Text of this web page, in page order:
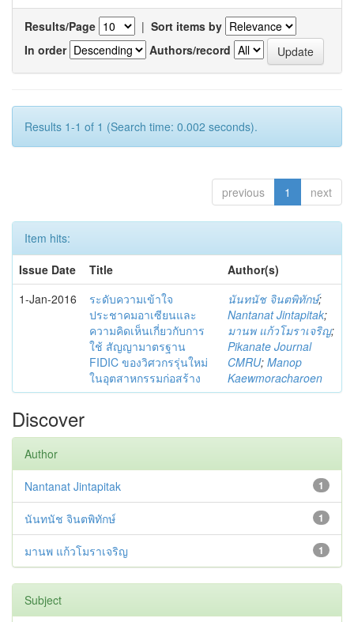
Results/Page | Sort items by
In order
Authors/record
Results 1-1 of 1 (Search time: 0.002 seconds).
previous 1 next
Item hits:
Issue Date
Title
Author(s)
1-Jan-2016
ระดับความเข้าใจ
ประชาคมอาเซียนและ
ความคิดเห็นเกี่ยวกับการ
ใช้ สัญญามาตรฐาน
FIDIC ของวิศวกรรุ่นใหม่
ในอุตสาหกรรมก่อสร้าง
นันทนัช จินตพิทักษ์;
Nantanat Jintapitak;
มานพ แก้วโมราเจริญ;
Pikanate Journal
CMRU; Manop
Kaewmoracharoen
Discover
Author
1
Nantanat Jintapitak
1
นันทนัช จินตพิทักษ์
1
มานพ แก้วโมราเจริญ
Subject